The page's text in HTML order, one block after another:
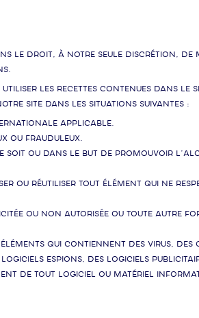
le droit, à notre seule discrétion, de
utiliser les recettes contenues dans le
Site dans les situations suivantes :
applicable.
ou frauduleux.
soit ou dans le but de promouvoir
ou réutiliser tout Élément qui ne
ou non autorisée ou toute autre
qui contiennent des virus, des
espions, des logiciels
de tout logiciel ou matériel